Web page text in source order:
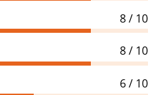
8 / 10
8 / 10
6 / 10